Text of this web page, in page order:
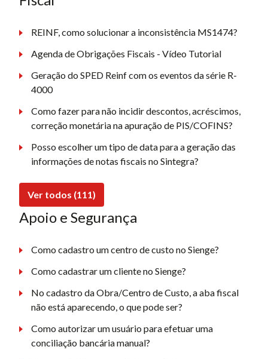
REINF, como solucionar a inconsistência MS1474?
Agenda de Obrigações Fiscais - Vídeo Tutorial
Geração do SPED Reinf com os eventos da série R-
4000
Como fazer para não incidir descontos, acréscimos,
correção monetária na apuração de PIS/COFINS?
Posso escolher um tipo de data para a geração das
informações de notas fiscais no Sintegra?
Ver todos (111)
Apoio e Segurança
Como cadastro um centro de custo no Sienge?
Como cadastrar um cliente no Sienge?
No cadastro da Obra/Centro de Custo, a aba fiscal
não está aparecendo, o que pode ser?
Como autorizar um usuário para efetuar uma
conciliação bancária manual?